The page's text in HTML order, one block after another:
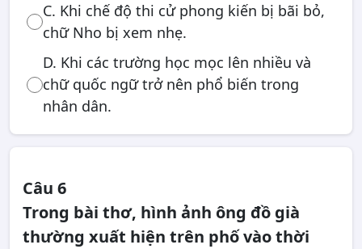
C. Khi chế độ thi cử phong kiến bị bãi bỏ,
chữ Nho bị xem nhẹ.
D. Khi các trường học mọc lên nhiều và
chữ quốc ngữ trở nên phổ biến trong
nhân dân.
Câu 6
Trong bài thơ, hình ảnh ông đồ già
thường xuất hiện trên phố vào thời